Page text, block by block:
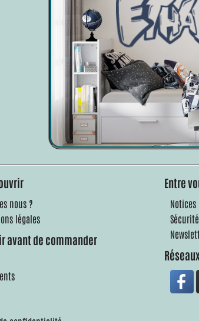
nous ?
légales
avant de commander
Entre
Notices